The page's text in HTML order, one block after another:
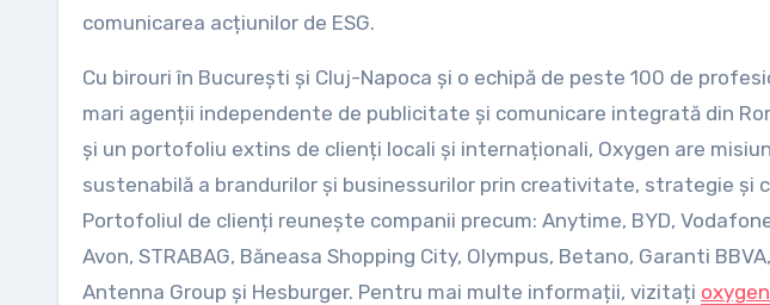
comunicarea acțiunilor de ESG.
Cu birouri în București și Cluj-Napoca și o echipă de peste 100 de
mari agenții independente de publicitate și comunicare integrată din
și un portofoliu extins de clienți locali și internaționali, Oxygen are
sustenabilă a brandurilor și businessurilor prin creativitate, strategie
Portofoliul de clienți reunește companii precum: Anytime, BYD,
Avon, STRABAG, Băneasa Shopping City, Olympus, Betano, Garanti
Antenna Group și Hesburger. Pentru mai multe informații, vizitați